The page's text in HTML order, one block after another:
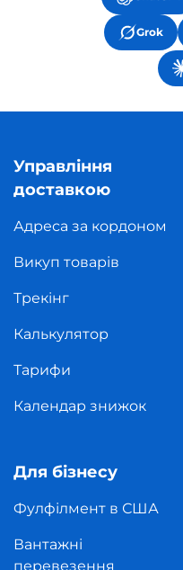
Grok
Управління
доставкою
Адреса за кордоном
Викуп товарів
Трекінг
Калькулятор
Тарифи
Календар знижок
Для бізнесу
Фулфілмент в США
Вантажні
перевезення